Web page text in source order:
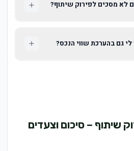
לא מסכים לפירוק שיתוף?
לי גם בהערכת שווי הנכס?
שיתוף – סיכום וצעדים